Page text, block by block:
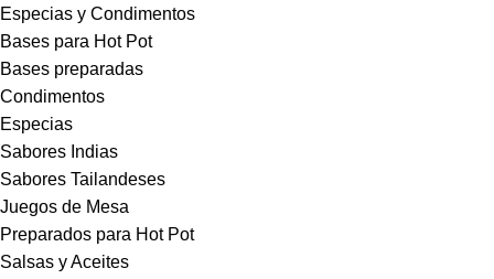
Especias y Condimentos
Bases para Hot Pot
Bases preparadas
Condimentos
Especias
Sabores Indias
Sabores Tailandeses
Juegos de Mesa
Preparados para Hot Pot
Salsas y Aceites